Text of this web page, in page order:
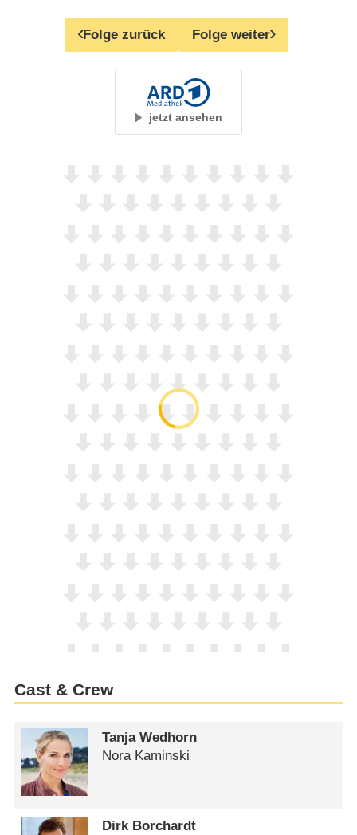
Folge zurück Folge weiter
jetzt ansehen
Cast & Crew
Tanja Wedhorn
Nora Kaminski
Dirk Borchardt